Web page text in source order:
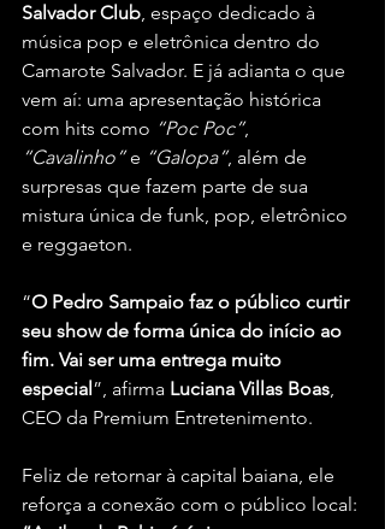
Salvador Club, espaço dedicado à
música pop e eletrônica dentro do
Camarote Salvador. E já adianta o que
vem aí: uma apresentação histórica
com hits como “Poc Poc”,
“Cavalinho” e “Galopa”, além de
surpresas que fazem parte de sua
mistura única de funk, pop, eletrônico
e reggaeton.
“O Pedro Sampaio faz o público curtir
seu show de forma única do início ao
fim. Vai ser uma entrega muito
especial ”, afirma Luciana Villas Boas,
CEO da Premium Entretenimento.
Feliz de retornar à capital baiana, ele
reforça a conexão com o público local: